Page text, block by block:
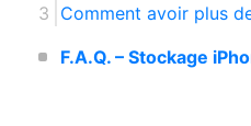
Comment avoir plus
F.A.Q. – Stockage